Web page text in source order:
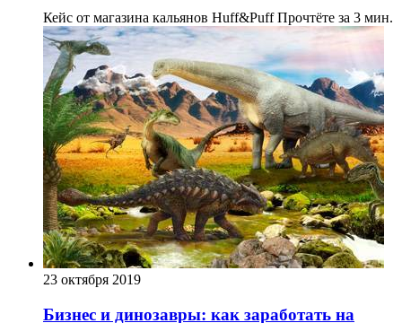
Кейс от магазина кальянов Huff&Puff Прочтёте за 3 мин.
23 октября 2019
Бизнес и динозавры: как заработать на